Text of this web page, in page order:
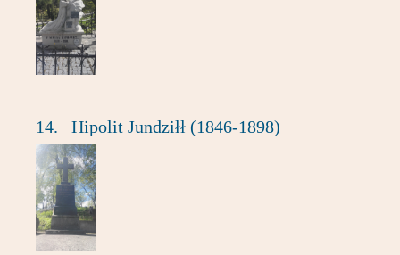
14. Hipolit Jundziłł (1846-1898)